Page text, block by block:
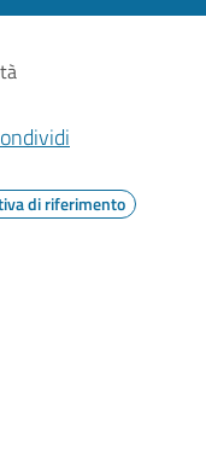
di riferimento